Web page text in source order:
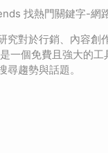
找熱門關鍵字-網
究對於行銷、內容創
一個免費且強大的工
尋趨勢與話題。